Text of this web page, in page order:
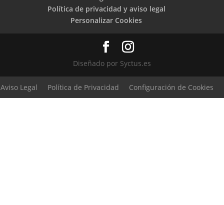
Política de privacidad y aviso legal
Personalizar Cookies
Diseñado por Syctus.es
Aviso Legal Política de Privacidad Configuración de Cookies